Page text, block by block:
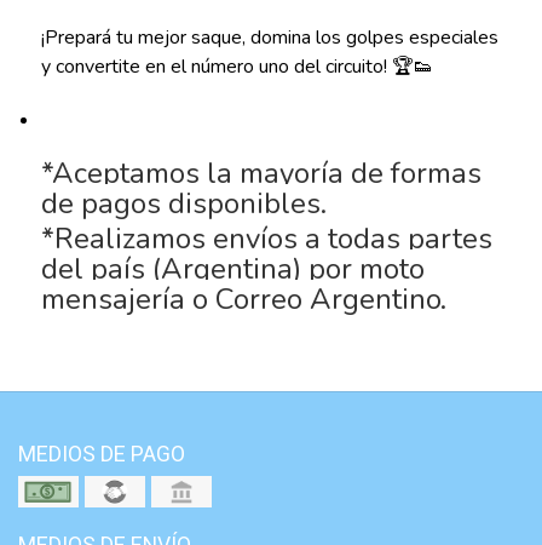
¡Prepará tu mejor saque, domina los golpes especiales
y convertite en el número uno del circuito! 🏆👟
*Aceptamos la mayoría de formas
de pagos disponibles.
*Realizamos envíos a todas partes
del país (Argentina) por moto
mensajería o Correo Argentino.
MEDIOS DE PAGO